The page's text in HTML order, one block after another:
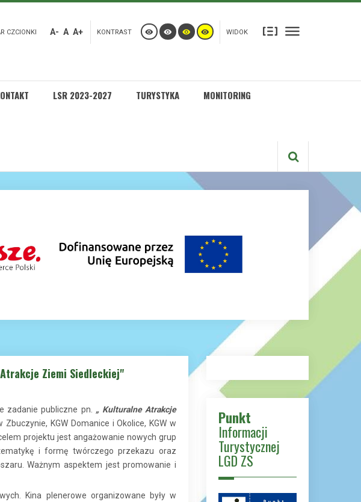
CZCIONKI A- A A+ KONTRAST WIDOK
LSR 2023-2027 TURYSTYKA MONITORING
Ziemi Siedleckiej"
zadanie publiczne pn. „ Kulturalne Atrakcje
KGW Domanice i Okolice, KGW w
projektu jest angażowanie nowych grup
i formę twórczego przekazu oraz
Ważnym aspektem jest promowanie i
Kina plenerowe organizowane były w
Punkt
Informacji
Turystycznej
LGD ZS